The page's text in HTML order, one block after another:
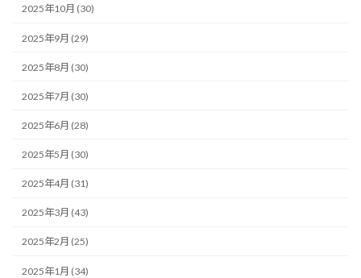
2025年10月 (30)
2025年9月 (29)
2025年8月 (30)
2025年7月 (30)
2025年6月 (28)
2025年5月 (30)
2025年4月 (31)
2025年3月 (43)
2025年2月 (25)
2025年1月 (34)